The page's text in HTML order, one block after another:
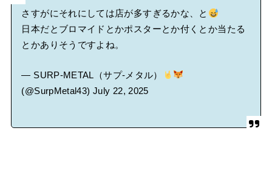
さすがにそれにしては店が多すぎるかな、と
日本だとブロマイドとかポスターとか付くとか当たる
とかありそうですよね。
— SURP-METAL（サプ-メタル）
(@SurpMetal43) July 22, 2025